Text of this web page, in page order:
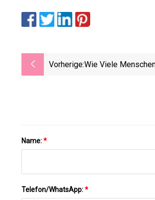
Vorherige:Wie Viele
Name:*
Telefon/WhatsApp:*